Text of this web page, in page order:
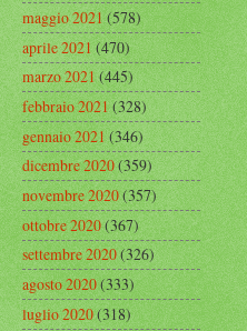
maggio 2021(578)
aprile 2021(470)
marzo 2021(445)
febbraio 2021(328)
gennaio 2021(346)
dicembre 2020(359)
novembre 2020(357)
ottobre 2020(367)
settembre 2020(326)
agosto 2020(333)
luglio 2020(318)